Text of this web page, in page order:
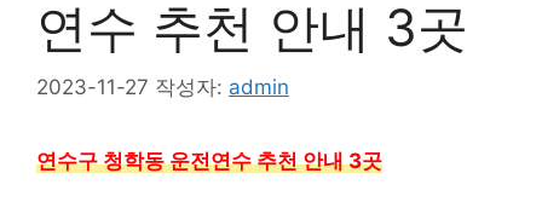
연수 추천 안내 3곳
2023-11-27 작성자: admin
연수구 청학동 운전연수 추천 안내 3곳